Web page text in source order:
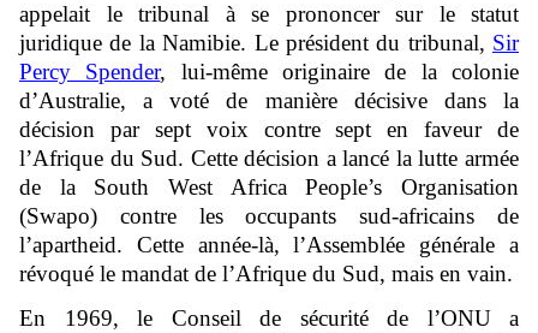
appelait le tribunal à se prononcer sur le statut
juridique de la Namibie. Le président du tribunal, Sir
Percy Spender, lui-même originaire de la colonie
d’Australie, a voté de manière décisive dans la
décision par sept voix contre sept en faveur de
l’Afrique du Sud. Cette décision a lancé la lutte armée
de la South West Africa People’s Organisation
(Swapo) contre les occupants sud-africains de
l’apartheid. Cette année-là, l’Assemblée générale a
révoqué le mandat de l’Afrique du Sud, mais en vain.
En 1969, le Conseil de sécurité de l’ONU a